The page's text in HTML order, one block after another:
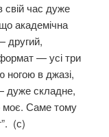
свій час дуже
академічна
другий,
— усі три
в джазі,
дуже складне,
моє. Саме тому
(с)